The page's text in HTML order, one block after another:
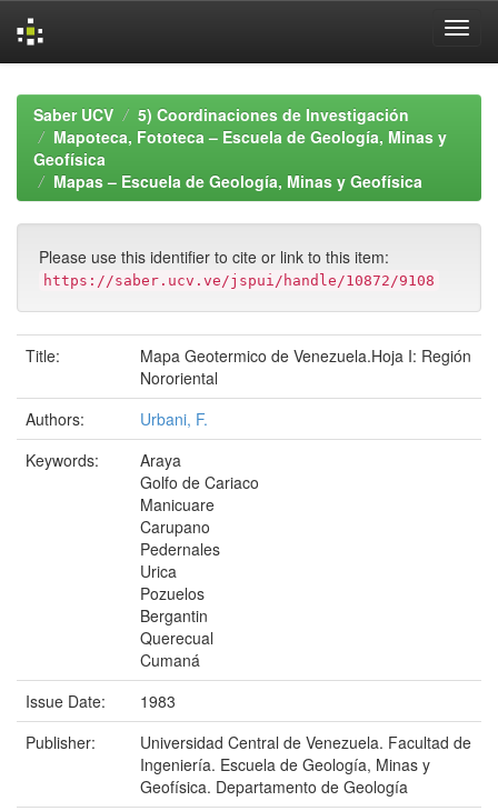
navigationSaber UCV
5) Coordinaciones de Investigación
Mapoteca, Fototeca – Escuela de Geología, Minas y
Geofísica
Mapas – Escuela de Geología, Minas y Geofísica
Please use this identifier to cite or link to this item:
https://saber.ucv.ve/jspui/handle/10872/9108
Title:
Mapa Geotermico de Venezuela.Hoja I: Región
Nororiental
Authors:
Urbani, F.
Keywords:
Araya
Golfo de Cariaco
Manicuare
Carupano
Pedernales
Urica
Pozuelos
Bergantin
Querecual
Cumaná
Issue Date:
1983
Publisher:
Universidad Central de Venezuela. Facultad de
Ingeniería. Escuela de Geología, Minas y
Geofísica. Departamento de Geología